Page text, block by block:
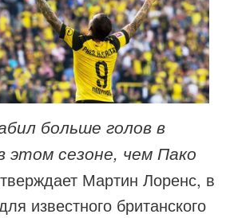
больше голов в
этом сезоне, чем Пако
Мартин Лоренс, в
известного британского